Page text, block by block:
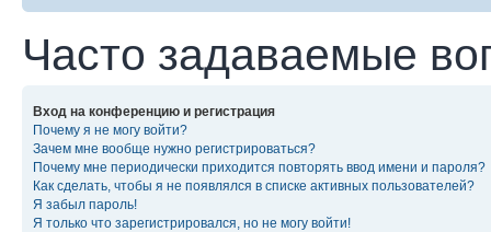
Часто задаваемые
Вход на конференцию и регистрация
Почему я не могу войти?
Зачем мне вообще нужно регистрироваться?
Почему мне периодически приходится повторять ввод имени и пароля?
Как сделать, чтобы я не появлялся в списке активных пользователей?
Я забыл пароль!
Я только что зарегистрировался, но не могу войти!